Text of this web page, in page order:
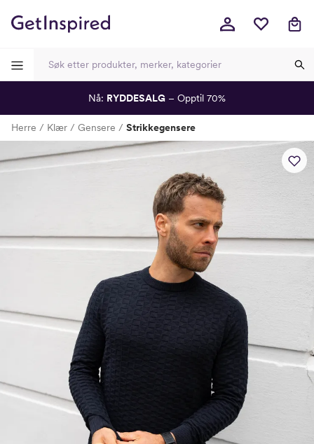
Lagt i kurven, utmerket valg! Til kassen
Herre Klær Gensere Strikkegensere
Nå: RYDDESALG – Opptil 70%
-
-
-
-